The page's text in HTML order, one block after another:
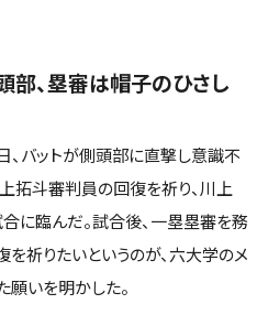
部、塁審は帽子のひさし
バットが側頭部に直撃し意識不
拓斗審判員の回復を祈り、川上
に臨んだ。試合後、一塁塁審を務
祈りたいというのが、六大学のメ
願いを明かした。